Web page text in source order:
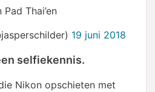
Thai’en
19 juni 2018
selfiekennis.
Nikon opschieten met